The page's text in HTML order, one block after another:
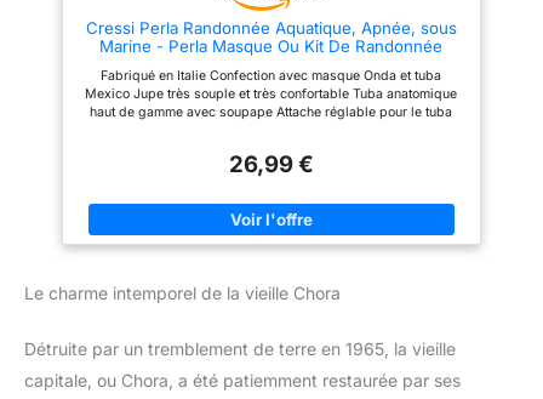
nettoyer soigneusement le sable
dans le tube avant la prochaine
utilisation, sinon l'eau entrera
Cressi Perla Randonnée Aquatique, Apnée, sous
Marine - Perla Masque Ou Kit De Randonnée
Unique, Adulte Unisexe
Fabriqué en Italie Confection avec masque Onda et tuba
Mexico Jupe très souple et très confortable Tuba anatomique
haut de gamme avec soupape Attache réglable pour le tuba
26,99 €
Le charme intemporel de la vieille Chora
Détruite par un tremblement de terre en 1965, la vieille
capitale, ou Chora, a été patiemment restaurée par ses